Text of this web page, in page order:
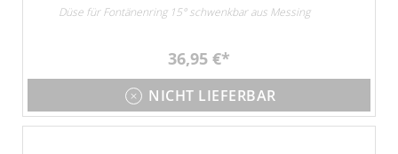
Düse für Fontänenring 15° schwenkbar aus Messing
36,95 €
NICHT LIEFERBAR